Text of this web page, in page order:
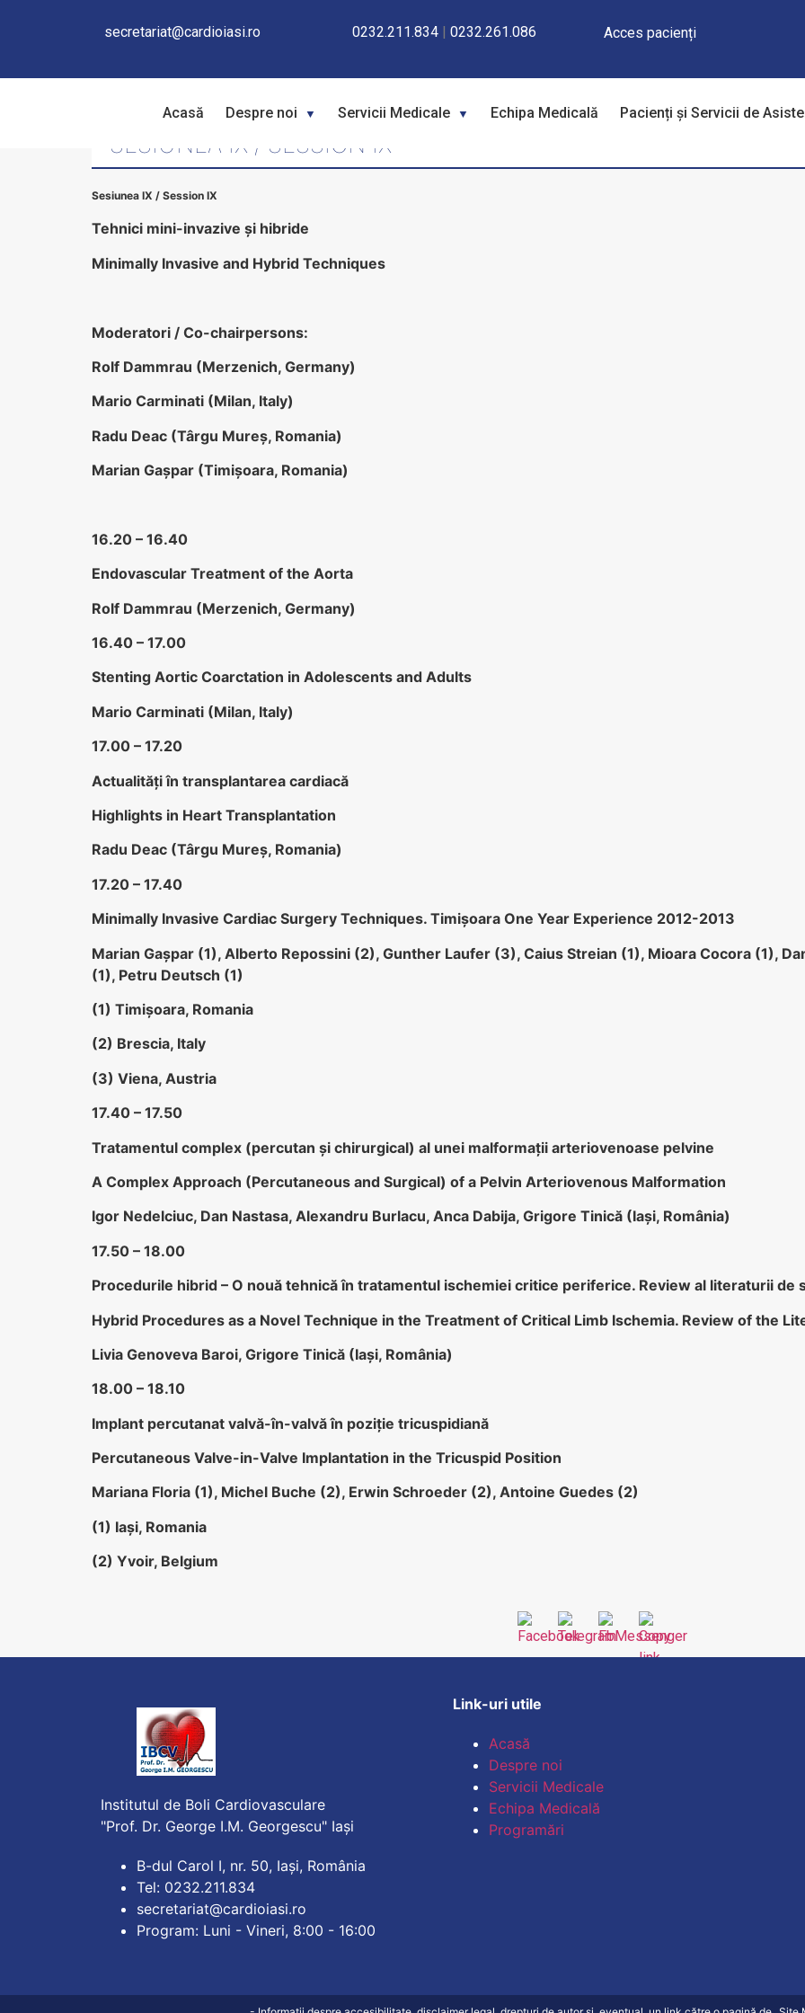
secretariat@cardioiasi.ro 0232.211.834 | 0232.261.086 Acces pacienți
Acasă Despre noi Servicii Medicale Echipa Medicală Pacienți și Servicii de
SESIUNEA IX / SESSION IX
Sesiunea IX / Session IX
Tehnici mini-invazive şi hibride
Minimally Invasive and Hybrid Techniques
Moderatori / Co-chairpersons:
Rolf Dammrau (Merzenich, Germany)
Mario Carminati (Milan, Italy)
Radu Deac (Târgu Mureş, Romania)
Marian Gaşpar (Timişoara, Romania)
16.20 – 16.40
Endovascular Treatment of the Aorta
Rolf Dammrau (Merzenich, Germany)
16.40 – 17.00
Stenting Aortic Coarctation in Adolescents and Adults
Mario Carminati (Milan, Italy)
17.00 – 17.20
Actualităţi în transplantarea cardiacă
Highlights in Heart Transplantation
Radu Deac (Târgu Mureş, Romania)
17.20 – 17.40
Minimally Invasive Cardiac Surgery Techniques. Timișoara One Year Experience 2012-2013
Marian Gaşpar (1), Alberto Repossini (2), Gunther Laufer (3), Caius Streian (1), Mioara Cocora (1),
(1), Petru Deutsch (1)
(1) Timișoara, Romania
(2) Brescia, Italy
(3) Viena, Austria
17.40 – 17.50
Tratamentul complex (percutan şi chirurgical) al unei malformaţii arteriovenoase pelvine
A Complex Approach (Percutaneous and Surgical) of a Pelvin Arteriovenous Malformation
Igor Nedelciuc, Dan Nastasa, Alexandru Burlacu, Anca Dabija, Grigore Tinică (Iaşi, România)
17.50 – 18.00
Procedurile hibrid – O nouă tehnică în tratamentul ischemiei critice periferice. Review al literaturii de
Hybrid Procedures as a Novel Technique in the Treatment of Critical Limb Ischemia. Review of the
Livia Genoveva Baroi, Grigore Tinică (Iaşi, România)
18.00 – 18.10
Implant percutanat valvă-în-valvă în poziție tricuspidiană
Percutaneous Valve-in-Valve Implantation in the Tricuspid Position
Mariana Floria (1), Michel Buche (2), Erwin Schroeder (2), Antoine Guedes (2)
(1) Iași, Romania
(2) Yvoir, Belgium
Institutul de Boli Cardiovasculare
"Prof. Dr. George I.M. Georgescu" Iași
B-dul Carol I, nr. 50, Iași, România
Tel: 0232.211.834
secretariat@cardioiasi.ro
Program: Luni - Vineri, 8:00 - 16:00
Link-uri utile
Acasă
Despre noi
Servicii Medicale
Echipa Medicală
Programări